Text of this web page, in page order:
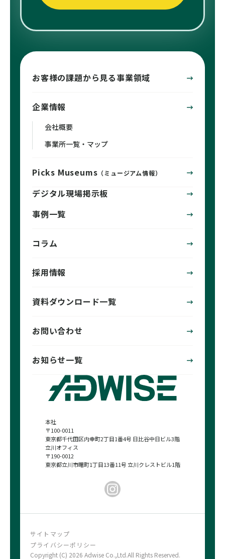
本社
〒100-0011
東京都千代田区内幸町2丁目1番4号 日比谷中日ビル3階
立川オフィス
〒190-0012
東京都立川市曙町1丁目13番11号 立川クレストビル1階
お客様の課題から見る事業領域
企業情報
会社概要
事業所一覧・マップ
Picks Museums （ミュージアム情報）
デジタル現場掲示板
事例一覧
コラム
採用情報
資料ダウンロード一覧
お問い合わせ
お知らせ一覧
Copyright (C) 2026 Adwise Co.,Ltd.All Rights Reserved.
サイトマップ
プライバシーポリシー